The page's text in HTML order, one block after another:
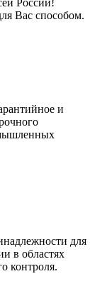
Вас способом.
и
для
в областях
контроля.